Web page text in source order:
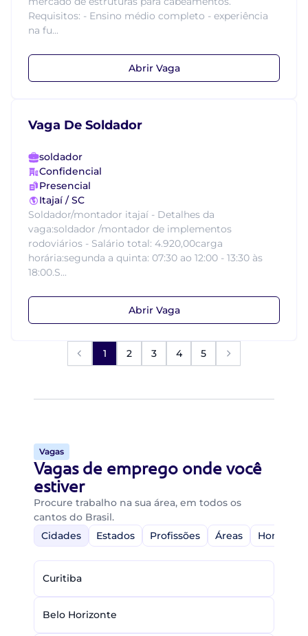
Requisitos: - Ensino médio completo - experiência
na fu...
Abrir Vaga
Vaga De Soldador
soldador
Confidencial
Presencial
Itajaí / SC
Soldador/montador itajaí - Detalhes da
vaga:soldador /montador de implementos
rodoviários - Salário total: 4.920,00carga
horária:segunda a quinta: 07:30 ao 12:00 - 13:30 às
18:00.S...
Abrir Vaga
1 2 3 4 5
Vagas
Vagas de emprego onde você
estiver
Procure trabalho na sua área, em todos os
cantos do Brasil.
Cidades
Estados Profissões Áreas Home-
Curitiba
Belo Horizonte